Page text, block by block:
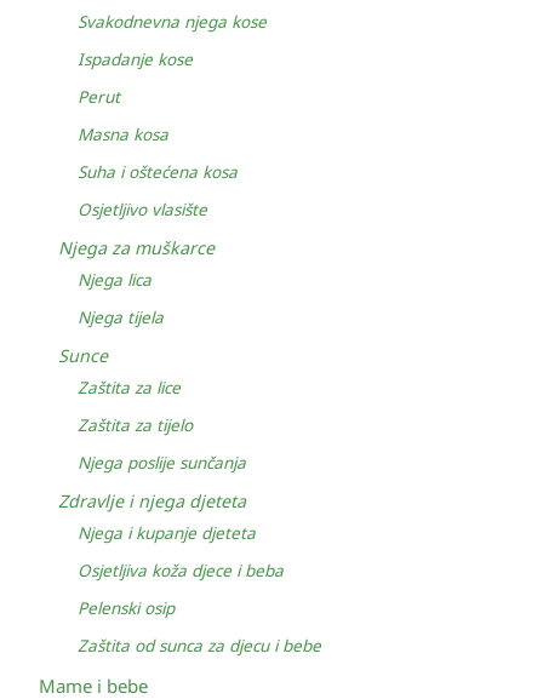
Svakodnevna njega kose
Ispadanje kose
Perut
Masna kosa
Suha i oštećena kosa
Osjetljivo vlasište
Njega za muškarce
Njega lica
Njega tijela
Sunce
Zaštita za lice
Zaštita za tijelo
Njega poslije sunčanja
Zdravlje i njega djeteta
Njega i kupanje djeteta
Osjetljiva koža djece i beba
Pelenski osip
Zaštita od sunca za djecu i bebe
Mame i bebe